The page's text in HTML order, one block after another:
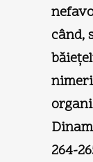
când,
264-